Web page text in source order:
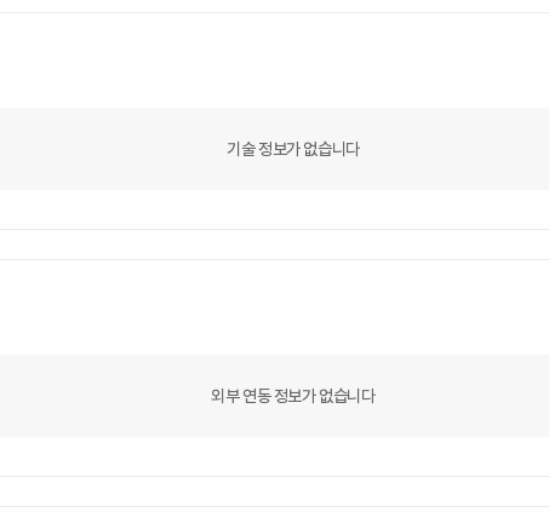
기술 정보가 없습니다
외부 연동 정보가 없습니다